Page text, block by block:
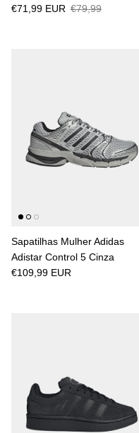
€71,99 EUR €79,99
Sapatilhas Mulher Adidas
Adistar Control 5 Cinza
€109,99 EUR